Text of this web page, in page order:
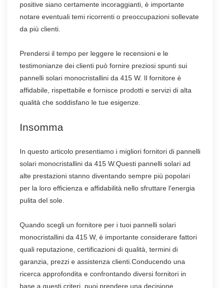
positive siano certamente incoraggianti, è importante
notare eventuali temi ricorrenti o preoccupazioni sollevate
da più clienti.
Prendersi il tempo per leggere le recensioni e le
testimonianze dei clienti può fornire preziosi spunti sui
pannelli solari monocristallini da 415 W. Il fornitore è
affidabile, rispettabile e fornisce prodotti e servizi di alta
qualità che soddisfano le tue esigenze.
Insomma
In questo articolo presentiamo i migliori fornitori di pannelli
solari monocristallini da 415 W.Questi pannelli solari ad
alte prestazioni stanno diventando sempre più popolari
per la loro efficienza e affidabilità nello sfruttare l'energia
pulita del sole.
Quando scegli un fornitore per i tuoi pannelli solari
monocristallini da 415 W, è importante considerare fattori
quali reputazione, certificazioni di qualità, termini di
garanzia, prezzi e assistenza clienti.Conducendo una
ricerca approfondita e confrontando diversi fornitori in
base a questi criteri, puoi prendere una decisione